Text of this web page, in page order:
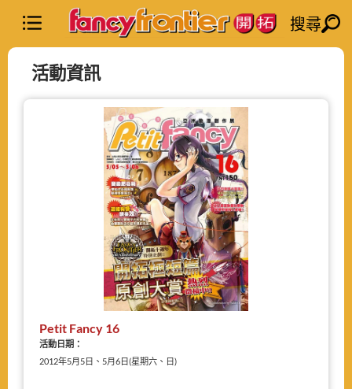
搜尋
活動資訊
Petit Fancy 16
活動日期：
2012年5月5日、5月6日(星期六、日)